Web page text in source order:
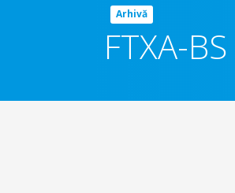
Arhivă
FTXA-